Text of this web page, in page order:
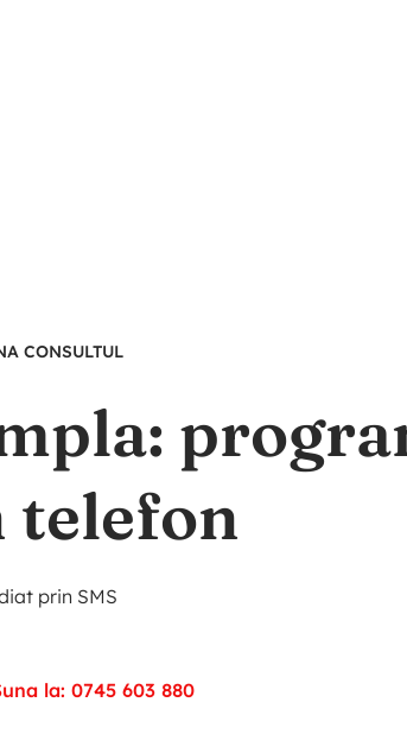
CONSULTUL
telefon
prin SMS
la: 0745 603 880